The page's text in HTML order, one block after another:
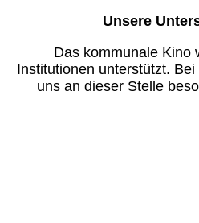
Unsere
Das kommunale Kino
Institutionen unterstützt.
uns an dieser Stelle